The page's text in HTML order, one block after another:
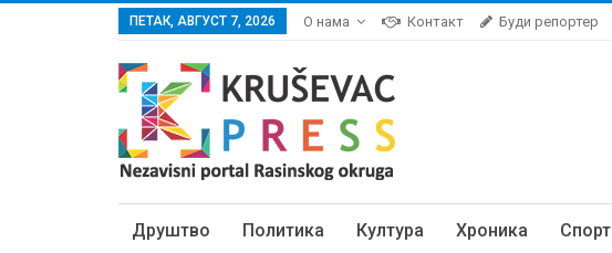
ПЕТАК, АВГУСТ 7, 2026 О нама Контакт Буди репортер
Друштво Политика Култура Хроника Спорт